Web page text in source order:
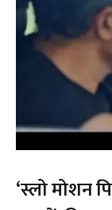
‘स्लो मोशन